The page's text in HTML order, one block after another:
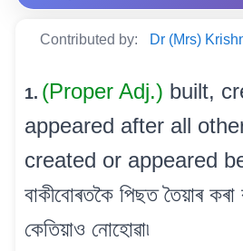
Contributed by: Dr (Mrs)
1. (Proper Adj.) built,
appeared after all
created or appeared
বাকীবোৰতকৈ পিছত তৈয়াৰ
কেতিয়াও নোহোৱা৷